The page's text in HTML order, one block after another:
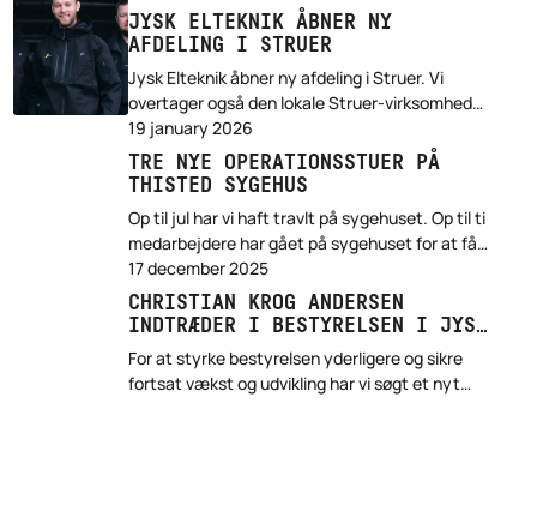
præsenterede strategien for alle medarbejdere
den 29. april.
JYSK ELTEKNIK ÅBNER NY
AFDELING I STRUER
Jysk Elteknik åbner ny afdeling i Struer. Vi
overtager også den lokale Struer-virksomhed
Asp El-forretning og dens medarbejdere. Torben
Bertelsen bliver leder af afdelingen i Struer.
19 january 2026
TRE NYE OPERATIONSSTUER PÅ
THISTED SYGEHUS
Op til jul har vi haft travlt på sygehuset. Op til ti
medarbejdere har gået på sygehuset for at få
tre topmoderne operationsstuer færdige. Nu er
operationstuerne taget i brug.
17 december 2025
CHRISTIAN KROG ANDERSEN
INDTRÆDER I BESTYRELSEN I JYSK
ELTEKNIK A/S
For at styrke bestyrelsen yderligere og sikre
fortsat vækst og udvikling har vi søgt et nyt